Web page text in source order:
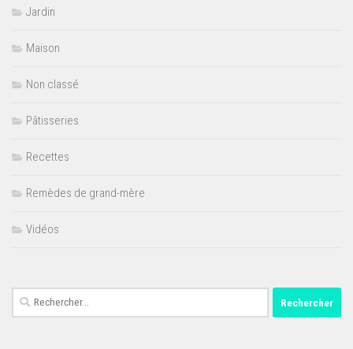
Jardin
Maison
Non classé
Pâtisseries
Recettes
Remèdes de grand-mère
Vidéos
Rechercher :